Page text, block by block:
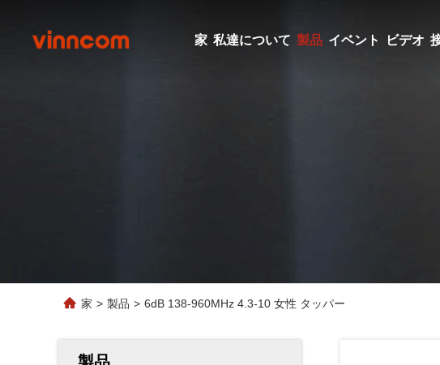
家 私達について 製品 イベント ビデオ
家 > 製品 > 6dB 138-960MHz 4.3-10 女性 タッパー